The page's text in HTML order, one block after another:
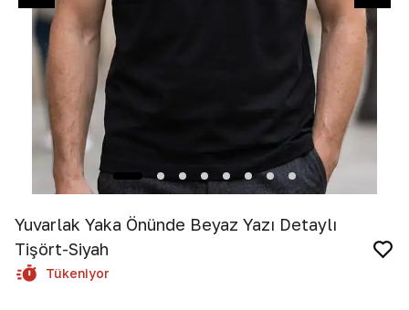
Yuvarlak Yaka Önünde Beyaz Yazı Detaylı
Tişört-Siyah
Tükeniyor